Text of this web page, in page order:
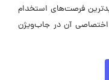
فرصت‌های استخدام
اختصاصی آن در جاب‌ویژن